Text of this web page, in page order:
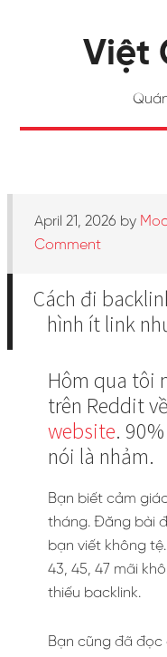
Việt
April 21, 2026 by
Comment
Cách đi
hình ít link
Hôm qua tôi
trên Reddit về
website.
nói là nhảm.
Bạn biết cảm
tháng. Đăng bài
bạn viết không
43, 45, 47 mãi
thiếu backlink.
Bạn cũng đã